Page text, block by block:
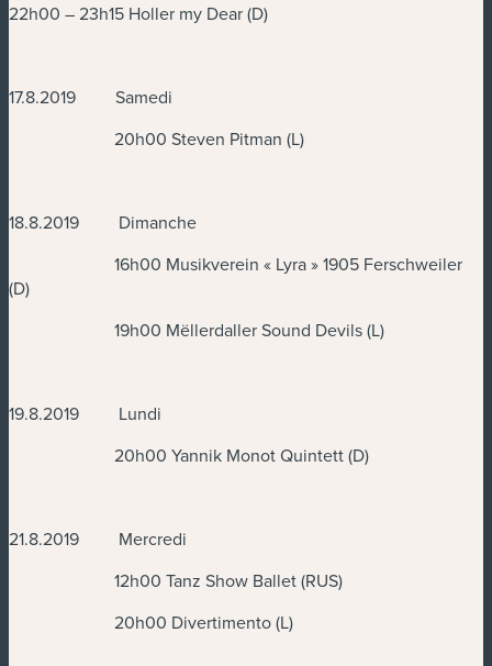
22h00 – 23h15 Holler my Dear (D)
17.8.2019 Samedi
20h00 Steven Pitman (L)
18.8.2019 Dimanche
16h00 Musikverein « Lyra » 1905 Ferschweiler
(D)
19h00 Mëllerdaller Sound Devils (L)
19.8.2019 Lundi
20h00 Yannik Monot Quintett (D)
21.8.2019 Mercredi
12h00 Tanz Show Ballet (RUS)
20h00 Divertimento (L)